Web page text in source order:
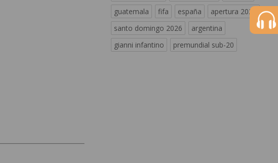
guatemala
fifa españa
apertura 2026
santo domingo 2026
argentina
gianni infantino
premundial sub-20